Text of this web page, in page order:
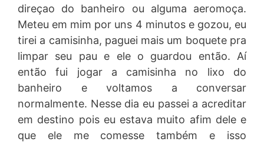
direçao do banheiro ou alguma aeromoça.
Meteu em mim por uns 4 minutos e gozou, eu
tirei a camisinha, paguei mais um boquete pra
limpar seu pau e ele o guardou então. Aí
então fui jogar a camisinha no lixo do
banheiro e voltamos a conversar
normalmente. Nesse dia eu passei a acreditar
em destino pois eu estava muito afim dele e
que ele me comesse também e isso